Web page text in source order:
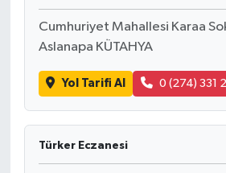
Cumhuriyet Mahallesi Karaa
Aslanapa KÜTAHYA
Yol Tarifi Al 0 (274) 331
Türker Eczanesi